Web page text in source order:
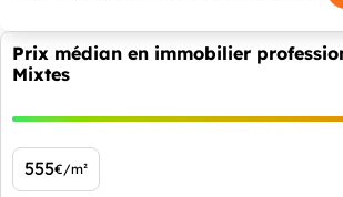
Prix médian en immobilier
Mixtes
555€/m²